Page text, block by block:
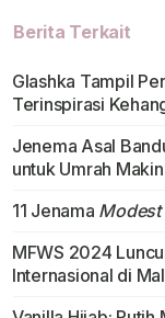
Berita Terkait
Glashka Tampil
Terinspirasi
Jenema Asal
untuk Umrah
11 Jenama Modest
MFWS 2024
Internasional di